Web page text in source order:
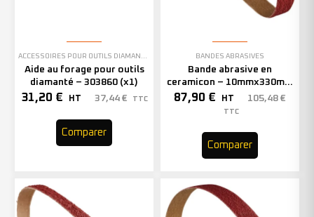
Aide au forage pour outils
diamanté – 303860 (x1)
31,20 € HT 37,44 € TTC
Comparer
BANDES ABRASIVES
Bande abrasive en
ceramicon – 10mmx330mm
– Grain 40 – 333001 (x50)
87,90 € HT 105,48 €
TTC
Comparer